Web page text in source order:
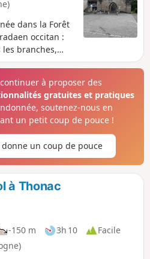
dans la Forêt
occitan :
branches,
déroule
modéré.
à proposer des
gratuites et pratiques
soutenez-nous en
un petit coup de pouce !
donne un coup de pouce
à Thonac
-150 m 3h 10
Facile